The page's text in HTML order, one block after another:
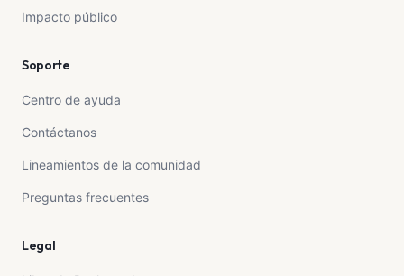
Impacto público
Soporte
Centro de ayuda
Contáctanos
Lineamientos de la comunidad
Preguntas frecuentes
Legal